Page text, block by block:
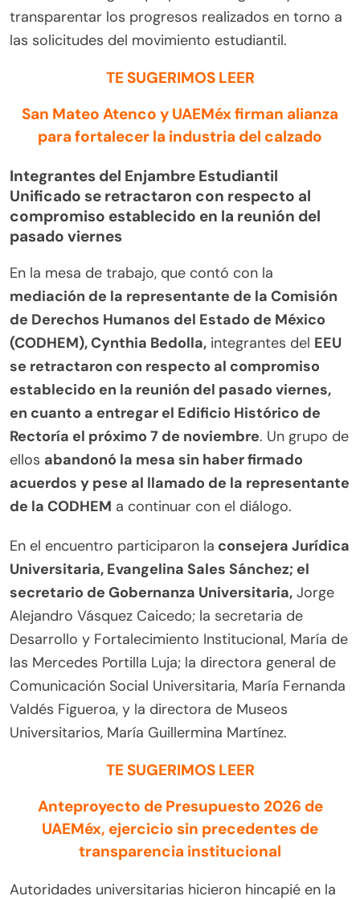
transparentar los progresos realizados en torno a
las solicitudes del movimiento estudiantil.
TE SUGERIMOS LEER
San Mateo Atenco y UAEMéx firman alianza
para fortalecer la industria del calzado
Integrantes del Enjambre Estudiantil
Unificado se retractaron con respecto al
compromiso establecido en la reunión del
pasado viernes
En la mesa de trabajo, que contó con la
mediación de la representante de la Comisión
de Derechos Humanos del Estado de México
(CODHEM), Cynthia Bedolla, integrantes del EEU
se retractaron con respecto al compromiso
establecido en la reunión del pasado viernes,
en cuanto a entregar el Edificio Histórico de
Rectoría el próximo 7 de noviembre. Un grupo de
ellos abandonó la mesa sin haber firmado
acuerdos y pese al llamado de la representante
de la CODHEM a continuar con el diálogo.
En el encuentro participaron la consejera Jurídica
Universitaria, Evangelina Sales Sánchez; el
secretario de Gobernanza Universitaria, Jorge
Alejandro Vásquez Caicedo; la secretaria de
Desarrollo y Fortalecimiento Institucional, María de
las Mercedes Portilla Luja; la directora general de
Comunicación Social Universitaria, María Fernanda
Valdés Figueroa, y la directora de Museos
Universitarios, María Guillermina Martínez.
TE SUGERIMOS LEER
Anteproyecto de Presupuesto 2026 de
UAEMéx, ejercicio sin precedentes de
transparencia institucional
Autoridades universitarias hicieron hincapié en la